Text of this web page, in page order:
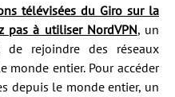
télévisées du Giro sur la
pas à utiliser NordVPN, un
de rejoindre des réseaux
monde entier. Pour accéder
depuis le monde entier, un